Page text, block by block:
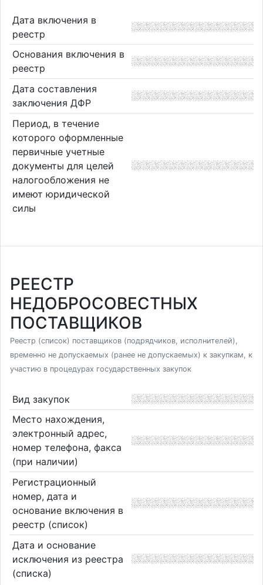
Дата включения в
реестр
Основания включения в
реестр
Дата составления
заключения ДФР
Период, в течение
которого оформленные
первичные учетные
документы для целей
налогообложения не
имеют юридической
силы
РЕЕСТР
НЕДОБРОСОВЕСТНЫХ
ПОСТАВЩИКОВ
Реестр (список) поставщиков (подрядчиков, исполнителей),
временно не допускаемых (ранее не допускаемых) к закупкам, к
участию в процедурах государственных закупок
Вид закупок
Место нахождения,
электронный адрес,
номер телефона, факса
(при наличии)
Регистрационный
номер, дата и
основание включения в
реестр (список)
Дата и основание
исключения из реестра
(списка)